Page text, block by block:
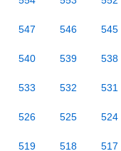
547 546 545
540 539 538
533 532 531
526 525 524
519 518 517